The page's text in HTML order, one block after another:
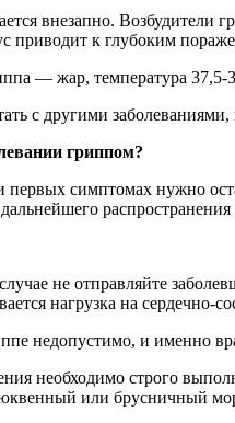
внезапно. Возбудители
приводит к глубоким
— жар, температура 37,5-
с другими заболеваниями,
гриппом?
симптомах нужно
не отправляйте
нагрузка на
недопустимо, и именно
необходимо строго
или брусничный